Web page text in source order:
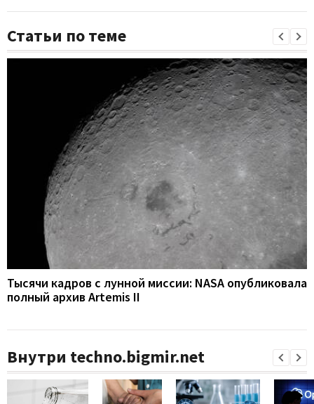
Статьи по теме
Тысячи кадров с лунной миссии: NASA опубликовала
полный архив Artemis II
Внутри techno.bigmir.net